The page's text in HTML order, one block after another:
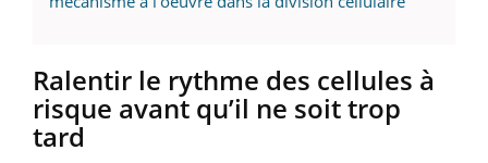
Ralentir le rythme des cellules à
risque avant qu’il ne soit trop
tard